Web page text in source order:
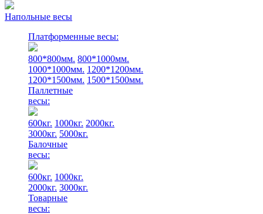
Напольные весы
Платформенные весы:
800*800мм. 800*1000мм.
1000*1000мм. 1200*1200мм.
1200*1500мм. 1500*1500мм.
Паллетные
весы:
600кг. 1000кг. 2000кг.
3000кг. 5000кг.
Балочные
весы:
600кг. 1000кг.
2000кг. 3000кг.
Товарные
весы: